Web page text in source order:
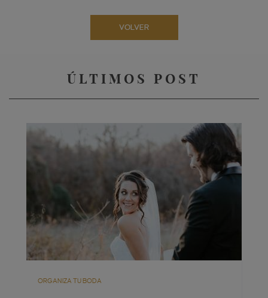
VOLVER
ÚLTIMOS POST
ORGANIZA TU BODA